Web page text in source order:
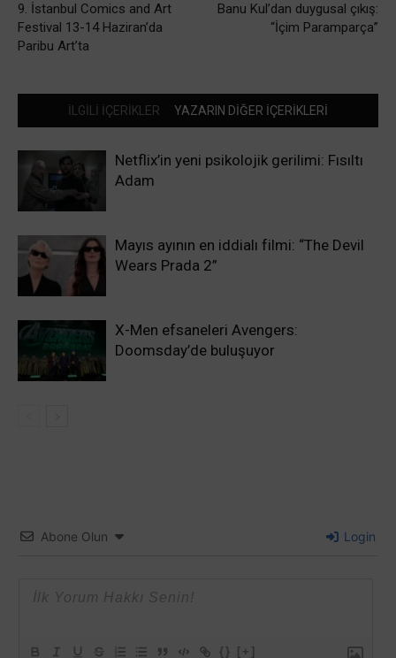
9. İstanbul Comics and Art
Festival 13-14 Haziran’da
Paribu Art’ta
Banu Kul’dan duygusal çıkış:
“İçim Paramparça”
İLGİLİ İÇERİKLER YAZARIN DİĞER İÇERİKLERİ
Netflix’in yeni psikolojik gerilimi: Fısıltı
Adam
Mayıs ayının en iddialı filmi: “The Devil
Wears Prada 2”
X-Men efsaneleri Avengers:
Doomsday’de buluşuyor
Abone Olun Login
{} [+]